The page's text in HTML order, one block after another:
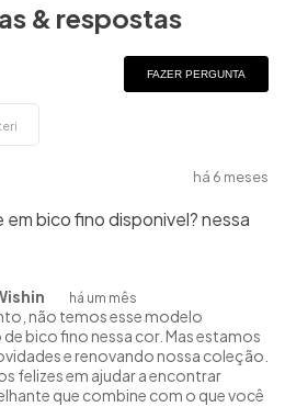
& respostas
FAZER PERGUNTA
há 6 meses
bico fino disponivel? nessa
há um mês
não temos esse modelo
bico fino nessa cor. Mas estamos
e renovando nossa coleção.
felizes em ajudar a encontrar
que combine com o que você